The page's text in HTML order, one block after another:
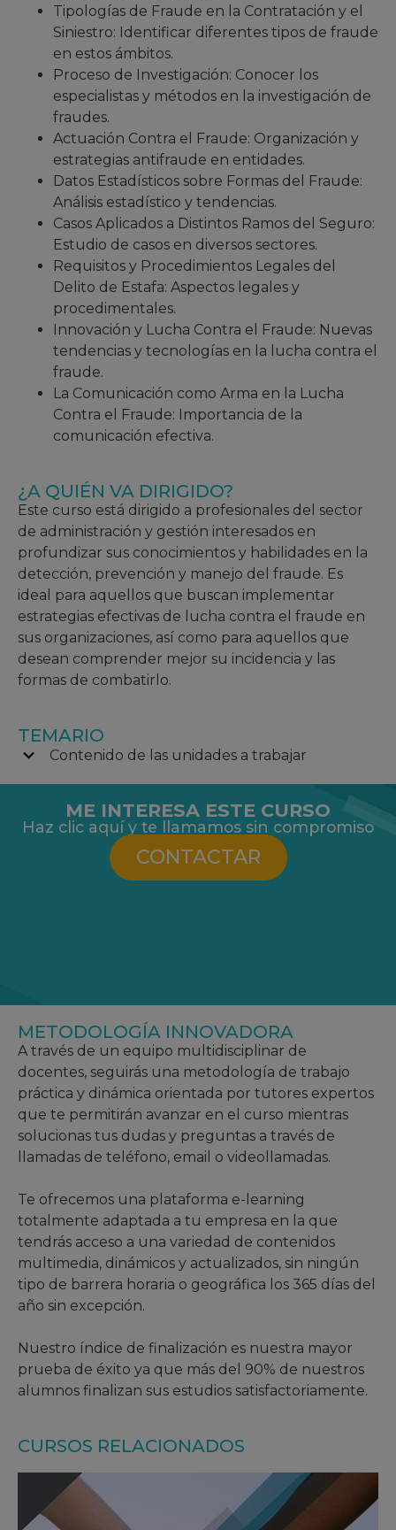
Tipologías de Fraude en la Contratación y el
Siniestro: Identificar diferentes tipos de fraude
en estos ámbitos.
Proceso de Investigación: Conocer los
especialistas y métodos en la investigación de
fraudes.
Actuación Contra el Fraude: Organización y
estrategias antifraude en entidades.
Datos Estadísticos sobre Formas del Fraude:
Análisis estadístico y tendencias.
Casos Aplicados a Distintos Ramos del Seguro:
Estudio de casos en diversos sectores.
Requisitos y Procedimientos Legales del
Delito de Estafa: Aspectos legales y
procedimentales.
Innovación y Lucha Contra el Fraude: Nuevas
tendencias y tecnologías en la lucha contra el
fraude.
La Comunicación como Arma en la Lucha
Contra el Fraude: Importancia de la
comunicación efectiva.
¿A QUIÉN VA DIRIGIDO?
Este curso está dirigido a profesionales del sector
de administración y gestión interesados en
profundizar sus conocimientos y habilidades en la
detección, prevención y manejo del fraude. Es
ideal para aquellos que buscan implementar
estrategias efectivas de lucha contra el fraude en
sus organizaciones, así como para aquellos que
desean comprender mejor su incidencia y las
formas de combatirlo.
TEMARIO
Contenido de las unidades a trabajar
ME INTERESA ESTE CURSO
Haz clic aquí y te llamamos sin compromiso
CONTACTAR
METODOLOGÍA INNOVADORA
A través de un equipo multidisciplinar de
docentes, seguirás una metodología de trabajo
práctica y dinámica orientada por tutores expertos
que te permitirán avanzar en el curso mientras
solucionas tus dudas y preguntas a través de
llamadas de teléfono, email o videollamadas.
Te ofrecemos una plataforma e-learning
totalmente adaptada a tu empresa en la que
tendrás acceso a una variedad de contenidos
multimedia, dinámicos y actualizados, sin ningún
tipo de barrera horaria o geográfica los 365 días del
año sin excepción.
Nuestro índice de finalización es nuestra mayor
prueba de éxito ya que más del 90% de nuestros
alumnos finalizan sus estudios satisfactoriamente.
CURSOS RELACIONADOS